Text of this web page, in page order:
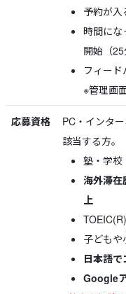
予約が入
時間にな
開始（25
フィー
※管理画
応募資格
PC・インタ
該当する方。
塾・学校
海外滞在
上
子どもや
日本語
Google